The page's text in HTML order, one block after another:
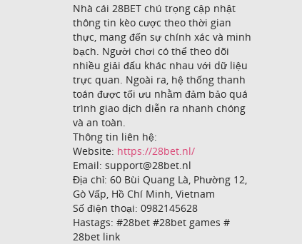
Nhà cái 28BET chú trọng cập nhật
thông tin kèo cược theo thời gian
thực, mang đến sự chính xác và minh
bạch. Người chơi có thể theo dõi
nhiều giải đấu khác nhau với dữ liệu
trực quan. Ngoài ra, hệ thống thanh
toán được tối ưu nhằm đảm bảo quá
trình giao dịch diễn ra nhanh chóng
và an toàn.
Thông tin liên hệ:
Website: https://28bet.nl/
Email: support@28bet.nl
Địa chỉ: 60 Bùi Quang Là, Phường 12,
Gò Vấp, Hồ Chí Minh, Vietnam
Số điện thoại: 0982145628
Hastags: #28bet #28bet games #
28bet link